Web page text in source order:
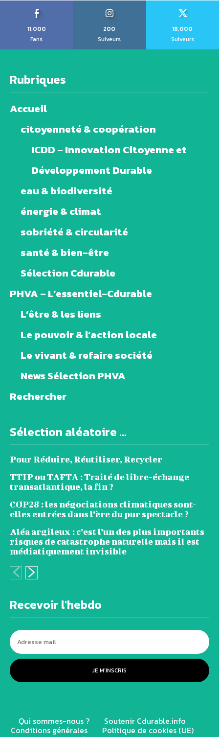
11,000
Fans
200
Suiveurs
18,000
Suiveurs
Rubriques
Accueil
citoyenneté & coopération
ICDD – Innovation Citoyenne et
Développement Durable
eau & biodiversité
énergie & climat
sobriété & circularité
santé & bien-être
Sélection Cdurable
PHVA – L’essentiel-Cdurable
L’être & les liens
Le pouvoir & l’action locale
Le vivant & refaire société
News Sélection PHVA
Rechercher
Sélection aléatoire ...
Pour Réduire, Réutiliser, Recycler
TTIP ou TAFTA : Traité de libre-échange
transatlantique, la fin ?
COP28 : les négociations climatiques sont-
elles entrées dans l’ère du pur spectacle ?
Aléa argileux : c’est l’un des plus importants
risques de catastrophe naturelle mais il est
médiatiquement invisible
Recevoir l'hebdo
JE M'INSCRIS
Qui sommes-nous ? Soutenir Cdurable.info
Conditions générales Politique de cookies (UE)